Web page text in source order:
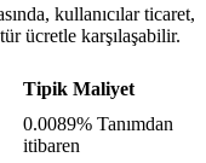
kullanıcılar ticaret,
ücretle karşılaşabilir.
Tipik Maliyet
0.0089% Tanımdan
itibaren